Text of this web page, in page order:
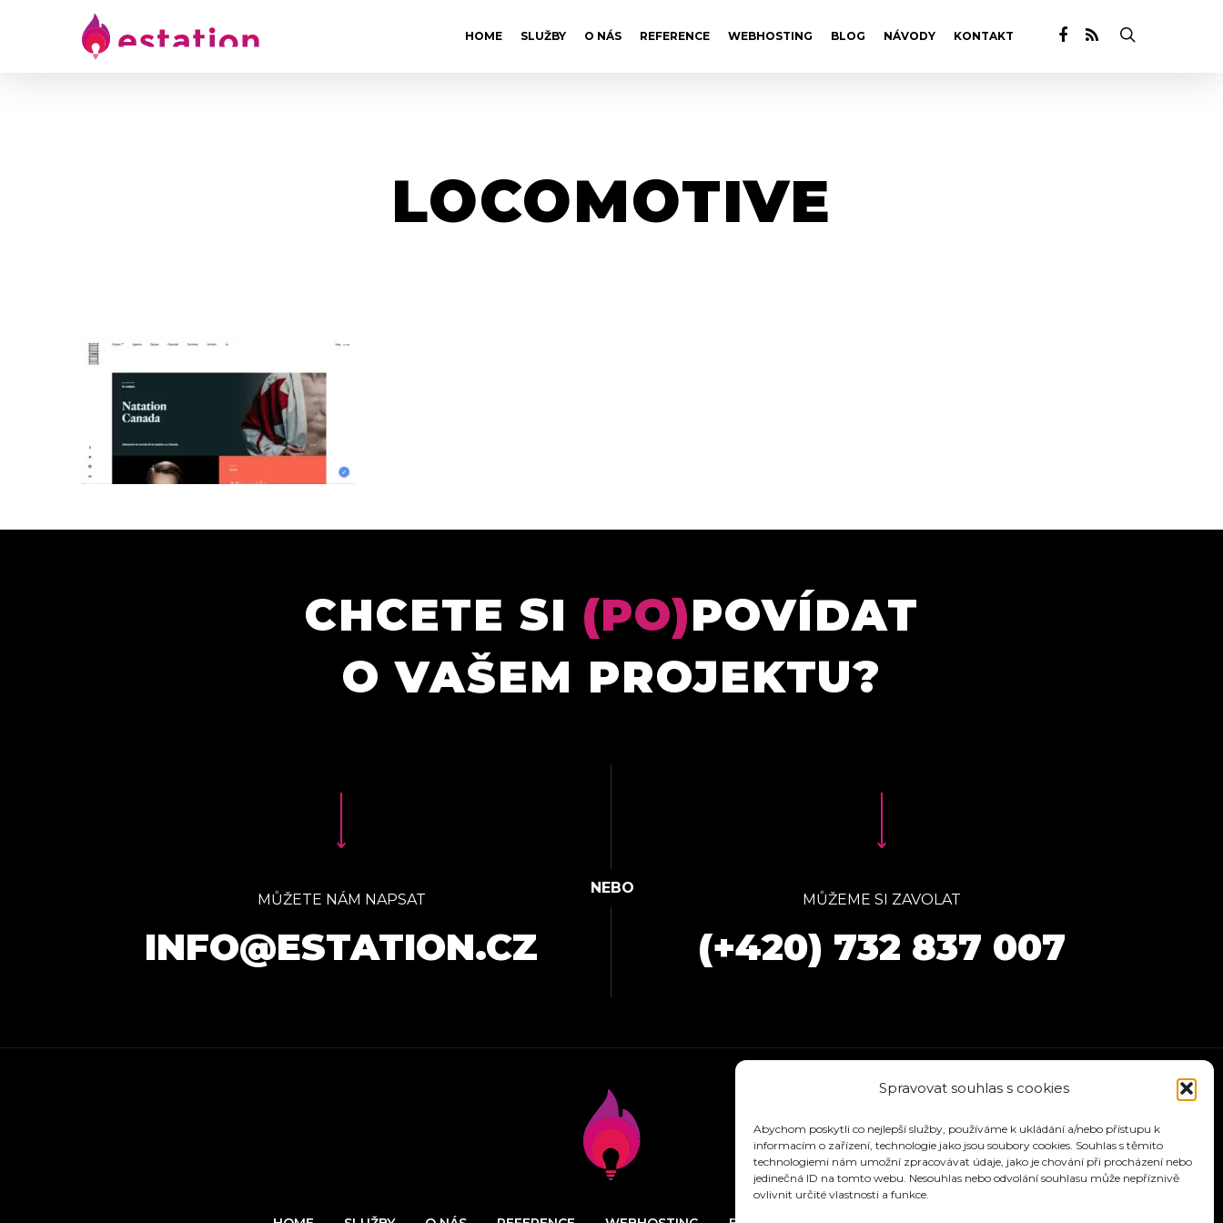
Spravovat souhlas s cookies
Abychom poskytli co nejlepší služby, používáme k ukládání a/nebo přístupu k
informacím o zařízení, technologie jako jsou soubory cookies. Souhlas s těmito
technologiemi nám umožní zpracovávat údaje, jako je chování při procházení nebo
jedinečná ID na tomto webu. Nesouhlas nebo odvolání souhlasu může nepříznivě
ovlivnit určité vlastnosti a funkce.
HOME SLUŽBY O NÁS REFERENCE WEBHOSTING BLOG NÁVODY KONTAKT
LOCOMOTIVE
CHCETE SI (PO)POVÍDAT
O VAŠEM PROJEKTU?
MŮŽETE NÁM NAPSAT
INFO@ESTATION.CZ
MŮŽEME SI ZAVOLAT
(+420) 732 837 007